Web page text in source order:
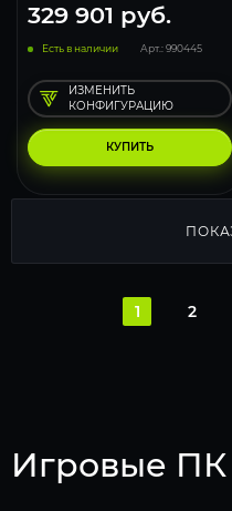
329 901 руб.
Есть в наличии Арт.: 990445
КУПИТЬ
ИЗМЕНИТЬ
КОНФИГУРАЦИЮ
1 2
Игровые ПК